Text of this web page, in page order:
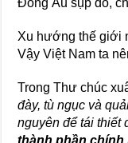
Xu hướng thế giới
Vậy Việt Nam ta
Trong Thư chúc
đày, tù ngục và
nguyên để tái thiết
thành phần chính